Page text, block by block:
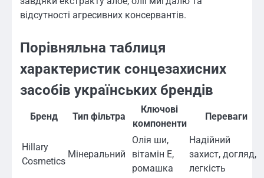
відсутності агресивних консервантів.
Порівняльна таблиця
характеристик сонцезахисних
засобів українських брендів
Бренд Тип фільтра
Ключові
компоненти
Переваги
Hillary
Cosmetics
Мінеральний
Олія ши,
вітамін Е,
ромашка
Надійний
захист, догляд,
легкість